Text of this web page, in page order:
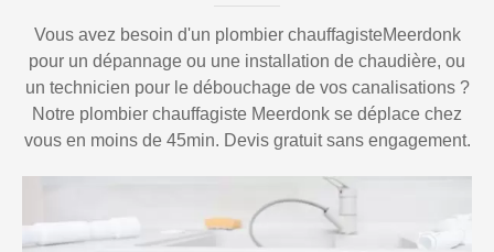
Vous avez besoin d'un plombier chauffagisteMeerdonk
pour un dépannage ou une installation de chaudière, ou
un technicien pour le débouchage de vos canalisations ?
Notre plombier chauffagiste Meerdonk se déplace chez
vous en moins de 45min. Devis gratuit sans engagement.